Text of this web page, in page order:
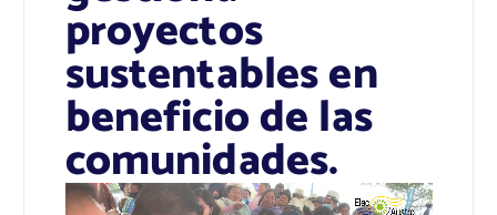
proyectos
sustentables en
beneficio de las
comunidades.